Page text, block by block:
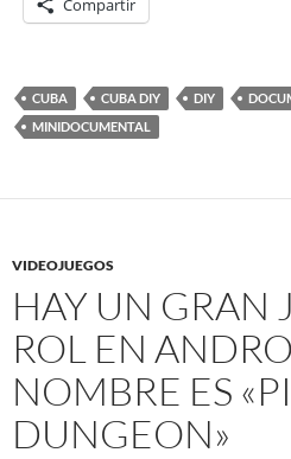
Compartir
CUBA CUBA DIY DIY
MINIDOCUMENTAL
VIDEOJUEGOS
HAY UN GRAN
ROL EN
NOMBRE ES
DUNGEON»